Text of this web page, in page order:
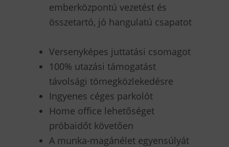
emberközpontú vezetést és
összetartó, jó hangulatú csapatot
Versenyképes juttatási csomagot
100% utazási támogatást
távolsági tömegközlekedésre
Ingyenes céges parkolót
Home office lehetőséget
próbaidőt követően
A munka-magánélet egyensúlyát